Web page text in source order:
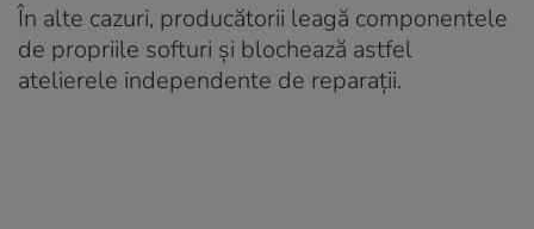
În alte cazuri, producătorii leagă componentele
de propriile softuri și blochează astfel
atelierele independente de reparații.